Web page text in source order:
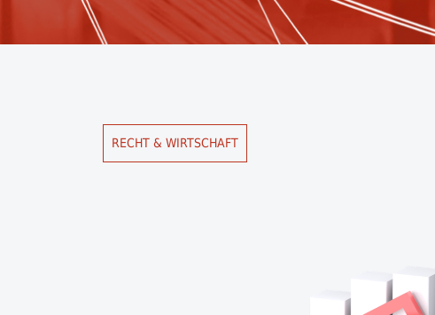
RECHT & WIRTSCHAFT